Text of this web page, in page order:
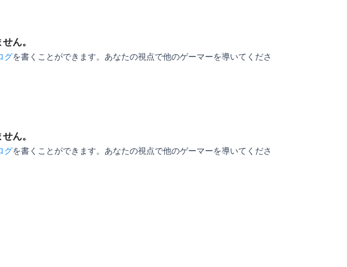
ん。
グを書くことができます。あなたの視点で他のゲーマーを導いてくださ
ん。
グを書くことができます。あなたの視点で他のゲーマーを導いてくださ